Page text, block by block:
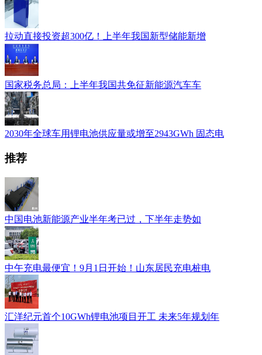
拉动直接投资超300亿！上半年我国新型储能新增
国家税务总局：上半年我国共免征新能源汽车车
2030年全球车用锂电池供应量或增至2943GWh 固态电
推荐
中国电池新能源产业半年考已过，下半年走势如
中午充电最便宜！9月1日开始！山东居民充电桩电
汇洋纪元首个10GWh锂电池项目开工 未来5年规划年